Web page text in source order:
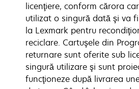
licenţiere, conform cărora
utilizat o singură dată şi va
la Lexmark pentru
reciclare. Cartuşele din
returnare sunt oferite sub
singură utilizare şi sunt
funcţioneze după livrarea